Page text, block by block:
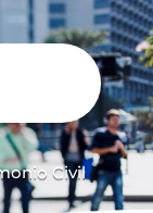
Civil